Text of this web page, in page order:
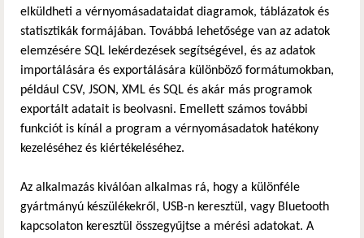
elküldheti a vérnyomásadataidat diagramok, táblázatok és
statisztikák formájában. Továbbá lehetősége van az adatok
elemzésére SQL lekérdezések segítségével, és az adatok
importálására és exportálására különböző formátumokban,
például CSV, JSON, XML és SQL és akár más programok
exportált adatait is beolvasni. Emellett számos további
funkciót is kínál a program a vérnyomásadatok hatékony
kezeléséhez és kiértékeléséhez.
Az alkalmazás kiválóan alkalmas rá, hogy a különféle
gyártmányú készülékekről, USB-n keresztül, vagy Bluetooth
kapcsolaton keresztül összegyűjtse a mérési adatokat. A